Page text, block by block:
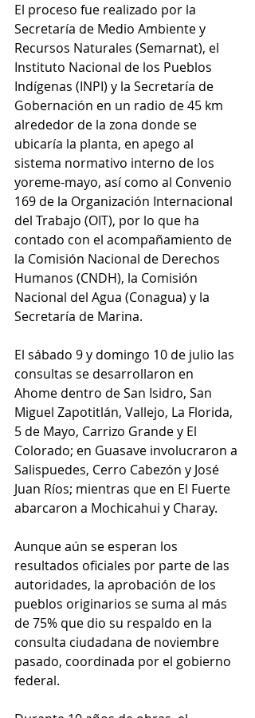
El proceso fue realizado por la
Secretaría de Medio Ambiente y
Recursos Naturales (Semarnat), el
Instituto Nacional de los Pueblos
Indígenas (INPI) y la Secretaría de
Gobernación en un radio de 45 km
alrededor de la zona donde se
ubicaría la planta, en apego al
sistema normativo interno de los
yoreme-mayo, así como al Convenio
169 de la Organización Internacional
del Trabajo (OIT), por lo que ha
contado con el acompañamiento de
la Comisión Nacional de Derechos
Humanos (CNDH), la Comisión
Nacional del Agua (Conagua) y la
Secretaría de Marina.
El sábado 9 y domingo 10 de julio las
consultas se desarrollaron en
Ahome dentro de San Isidro, San
Miguel Zapotitlán, Vallejo, La Florida,
5 de Mayo, Carrizo Grande y El
Colorado; en Guasave involucraron a
Salispuedes, Cerro Cabezón y José
Juan Ríos; mientras que en El Fuerte
abarcaron a Mochicahui y Charay.
Aunque aún se esperan los
resultados oficiales por parte de las
autoridades, la aprobación de los
pueblos originarios se suma al más
de 75% que dio su respaldo en la
consulta ciudadana de noviembre
pasado, coordinada por el gobierno
federal.